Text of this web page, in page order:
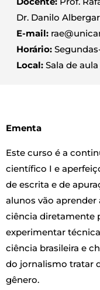
Dr. Danilo
E-mail:
Horário:
Local: Sala de
Ementa
Este curso é a
científico I e
de escrita e de
alunos vão
ciência diretamente
experimentar
ciência brasileira e
do jornalismo tratar
gênero.